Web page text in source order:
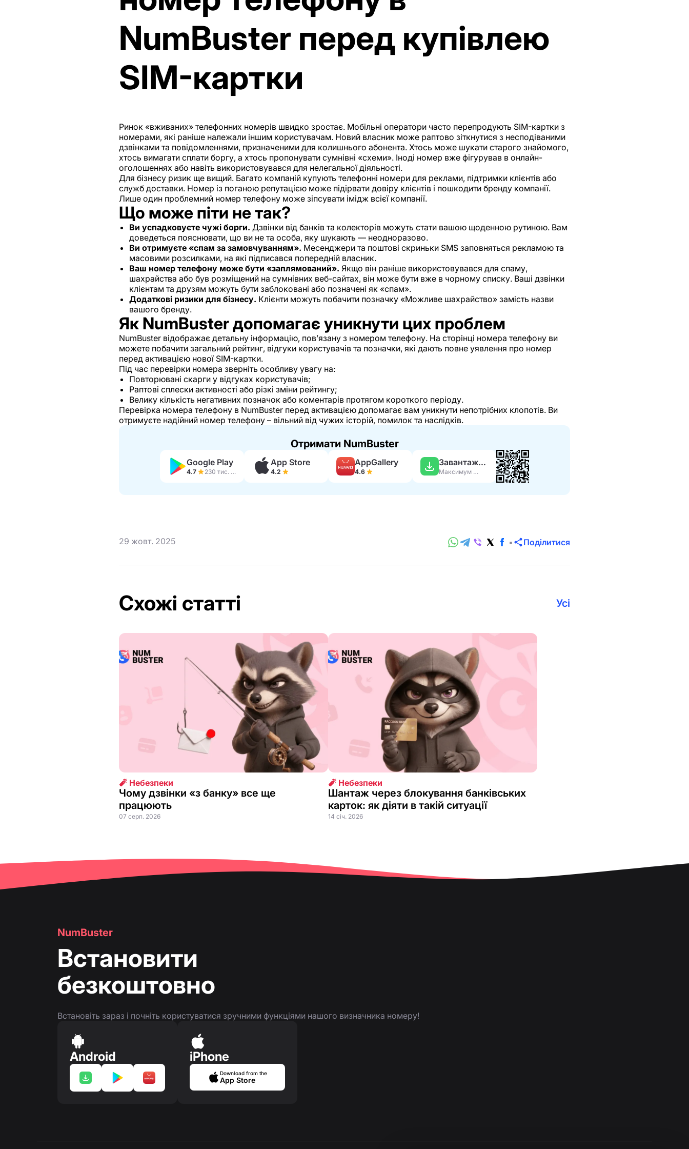
NumBuster перед купівлею
SIM-картки
Ринок «вживаних» телефонних номерів швидко зростає. Мобільні оператори часто перепродують SIM-картки з
номерами, які раніше належали іншим користувачам. Новий власник може раптово зіткнутися з несподіваними
дзвінками та повідомленнями, призначеними для колишнього абонента. Хтось може шукати старого знайомого,
хтось вимагати сплати боргу, а хтось пропонувати сумнівні «схеми». Іноді номер вже фігурував в онлайн-
оголошеннях або навіть використовувався для нелегальної діяльності.
Для бізнесу ризик ще вищий. Багато компаній купують телефонні номери для реклами, підтримки клієнтів або
служб доставки. Номер із поганою репутацією може підірвати довіру клієнтів і пошкодити бренду компанії.
Лише один проблемний номер телефону може зіпсувати імідж всієї компанії.
Що може піти не так?
Ви успадковуєте чужі борги. Дзвінки від банків та колекторів можуть стати вашою щоденною рутиною. Вам
доведеться пояснювати, що ви не та особа, яку шукають — неодноразово.
Ви отримуєте «спам за замовчуванням». Месенджери та поштові скриньки SMS заповняться рекламою та
масовими розсилками, на які підписався попередній власник.
Ваш номер телефону може бути «заплямований». Якщо він раніше використовувався для спаму,
шахрайства або був розміщений на сумнівних веб-сайтах, він може бути вже в чорному списку. Ваші дзвінки
клієнтам та друзям можуть бути заблоковані або позначені як «спам».
Додаткові ризики для бізнесу. Клієнти можуть побачити позначку «Можливе шахрайство» замість назви
вашого бренду.
Як NumBuster допомагає уникнути цих проблем
NumBuster відображає детальну інформацію, пов’язану з номером телефону. На сторінці номера телефону ви
можете побачити загальний рейтинг, відгуки користувачів та позначки, які дають повне уявлення про номер
перед активацією нової SIM-картки.
Під час перевірки номера зверніть особливу увагу на:
Повторювані скарги у відгуках користувачів;
Раптові сплески активності або різкі зміни рейтингу;
Велику кількість негативних позначок або коментарів протягом короткого періоду.
Перевірка номера телефону в NumBuster перед активацією допомагає вам уникнути непотрібних клопотів. Ви
отримуєте надійний номер телефону – вільний від чужих історій, помилок та наслідків.
Отримати NumBuster
Google Play
4.7 230 тис. відгуків
App Store
4.2
AppGallery
4.6
Завантажити APK
Максимум функцій
29 жовт. 2025 Поділитися
Схожі статті Усі
🧨 Небезпеки
Чому дзвінки «з банку» все ще
працюють
07 серп. 2026
🧨 Небезпеки
Шантаж через блокування банківських
карток: як діяти в такій ситуації
14 січ. 2026
NumBuster
Встановити
безкоштовно
Встановіть зараз і почніть користуватися зручними функціями нашого визначника номеру!
Android iPhone
Download from the
App Store